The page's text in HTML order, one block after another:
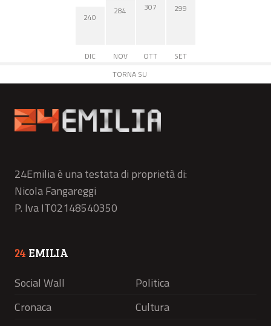
240
DIC
284
NOV
307
OTT
299
SET
TORNA SU
24Emilia è una testata di proprietà di:
Nicola Fangareggi
P. Iva IT02148540350
24 EMILIA
Social Wall
Politica
Cronaca
Cultura